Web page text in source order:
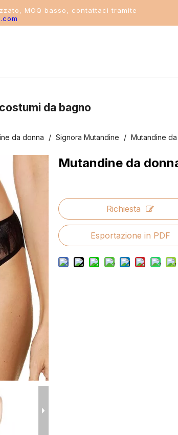
MOQ basso, contattaci tramite
da bagno
da donna / Signora Mutandine / Mutandine
Mutandine da
Richiesta
Esportazione in PDF